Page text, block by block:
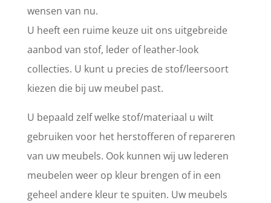
wensen van nu.
U heeft een ruime keuze uit ons uitgebreide
aanbod van stof, leder of leather-look
collecties. U kunt u precies de stof/leersoort
kiezen die bij uw meubel past.
U bepaald zelf welke stof/materiaal u wilt
gebruiken voor het herstofferen of repareren
van uw meubels. Ook kunnen wij uw lederen
meubelen weer op kleur brengen of in een
geheel andere kleur te spuiten. Uw meubels